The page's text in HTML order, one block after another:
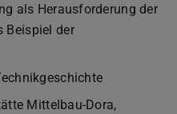
als Herausforderung der
Beispiel der
Mittelbau-Dora,